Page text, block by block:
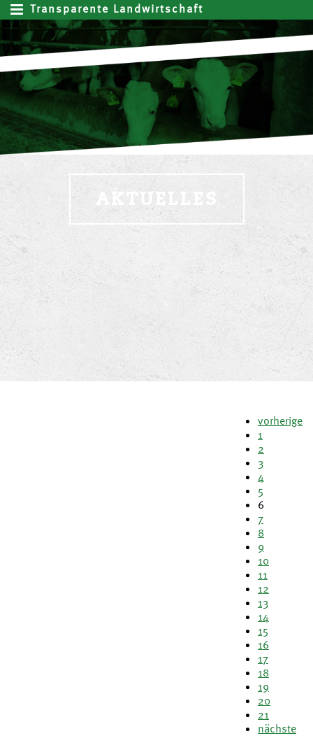
Transparente Landwirtschaft
AKTUELLES
vorherige
1
2
3
4
5
6
7
8
9
10
11
12
13
14
15
16
17
18
19
20
21
nächste